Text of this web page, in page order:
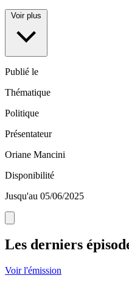
Voir plus
Publié le
Thématique
Politique
Présentateur
Oriane Mancini
Disponibilité
Jusqu'au 05/06/2025
Les derniers
Voir l'émission